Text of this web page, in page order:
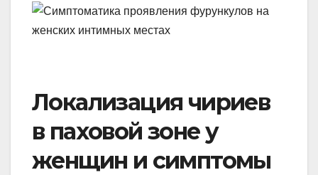
Локализация чириев
в паховой зоне у
женщин и симптомы